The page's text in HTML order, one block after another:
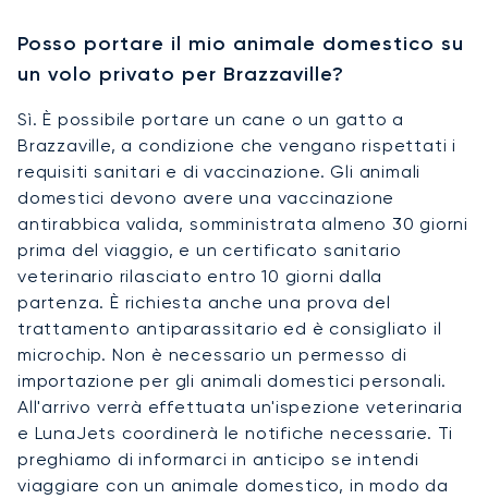
Posso portare il mio animale domestico su
un volo privato per Brazzaville?
Sì. È possibile portare un cane o un gatto a
Brazzaville, a condizione che vengano rispettati i
requisiti sanitari e di vaccinazione. Gli animali
domestici devono avere una vaccinazione
antirabbica valida, somministrata almeno 30 giorni
prima del viaggio, e un certificato sanitario
veterinario rilasciato entro 10 giorni dalla
partenza. È richiesta anche una prova del
trattamento antiparassitario ed è consigliato il
microchip. Non è necessario un permesso di
importazione per gli animali domestici personali.
All'arrivo verrà effettuata un'ispezione veterinaria
e LunaJets coordinerà le notifiche necessarie. Ti
preghiamo di informarci in anticipo se intendi
viaggiare con un animale domestico, in modo da